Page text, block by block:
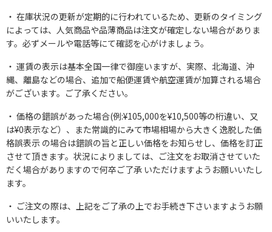
在庫状況の更新が定期的に行われているため、更新のタイミング
によっては、人気商品や品薄商品は注文が確定しない場合がありま
す。必ずメールや電話等にて確認を心がけましょう。
運賃の表示は基本全国一律で御座いますが、実際、北海道、沖
縄、離島などの場合、追加で船便運賃や航空運賃が加算される場合
がございます。ご了承ください。
価格の錯誤があった場合(例:¥105,000を¥10,500等の桁違い、又
は¥0表示など）、また常識的にみて市場相場から大きく逸脱した価
格誤表示 の場合は錯誤の旨と正しい価格をお知らせし、価格を訂正
させて頂きます。状況によりましては、ご注文をお取消させていた
だく場合がありますので何卒ご了承 いただけますようお願いいたし
ます。
ご注文の際は、上記をご了承の上でお手続き下さいますようお願
いいたします。